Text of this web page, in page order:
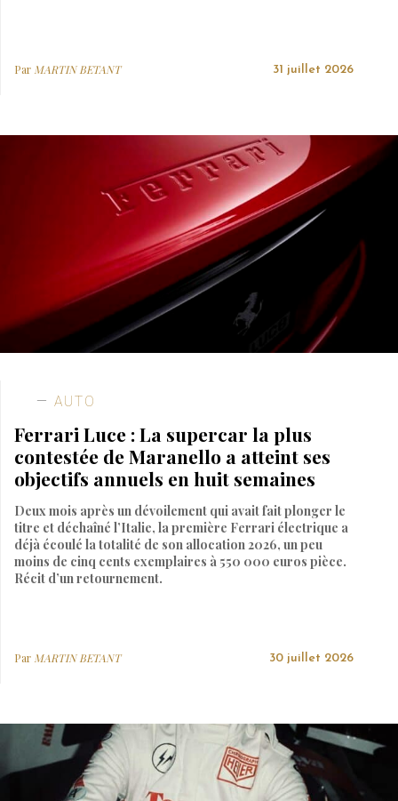
ParMARTIN BETANT 31 juillet 2026
AUTO
Ferrari Luce : La supercar la plus
contestée de Maranello a atteint ses
objectifs annuels en huit semaines
Deux mois après un dévoilement qui avait fait plonger le
titre et déchaîné l’Italie, la première Ferrari électrique a
déjà écoulé la totalité de son allocation 2026, un peu
moins de cinq cents exemplaires à 550 000 euros pièce.
Récit d’un retournement.
Par MARTIN BETANT 30 juillet 2026